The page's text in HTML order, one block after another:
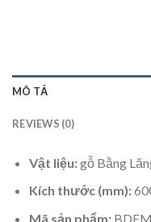
MÔ TẢ
REVIEWS (0)
Vật liệu:gỗ Bằng
Kích thước (mm):
Mã sản phẩm: